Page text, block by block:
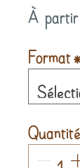
À
Format
Quantité